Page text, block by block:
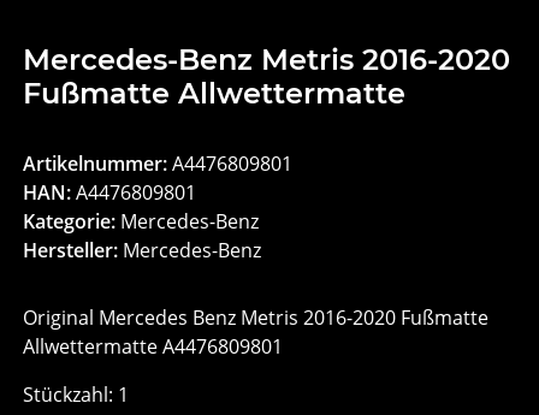
Mercedes-Benz Metris 2016-2020
Fußmatte Allwettermatte
Artikelnummer:A4476809801
HAN:A4476809801
Kategorie: Mercedes-Benz
Hersteller: Mercedes-Benz
Original Mercedes Benz Metris 2016-2020 Fußmatte
Allwettermatte A4476809801
Stückzahl: 1